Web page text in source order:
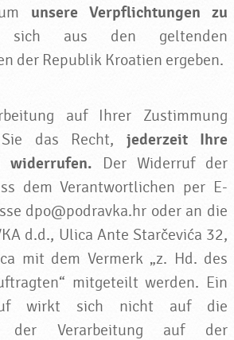
unsere Verpflichtungen zu
aus den geltenden
der Republik Kroatien ergeben.
auf Ihrer Zustimmung
das Recht, jederzeit Ihre
widerrufen. Der Widerruf der
dem Verantwortlichen per E-
dpo@podravka.hr oder an die
d.d., Ulica Ante Starčevića 32,
mit dem Vermerk „z. Hd. des
mitgeteilt werden. Ein
wirkt sich nicht auf die
der Verarbeitung auf der